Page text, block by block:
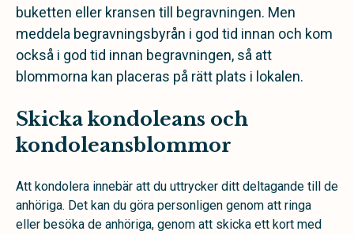
buketten eller kransen till begravningen. Men
meddela begravningsbyrån i god tid innan och kom
också i god tid innan begravningen, så att
blommorna kan placeras på rätt plats i lokalen.
Skicka kondoleans och
kondoleansblommor
Att kondolera innebär att du uttrycker ditt deltagande till de
anhöriga. Det kan du göra personligen genom att ringa
eller besöka de anhöriga, genom att skicka ett kort med